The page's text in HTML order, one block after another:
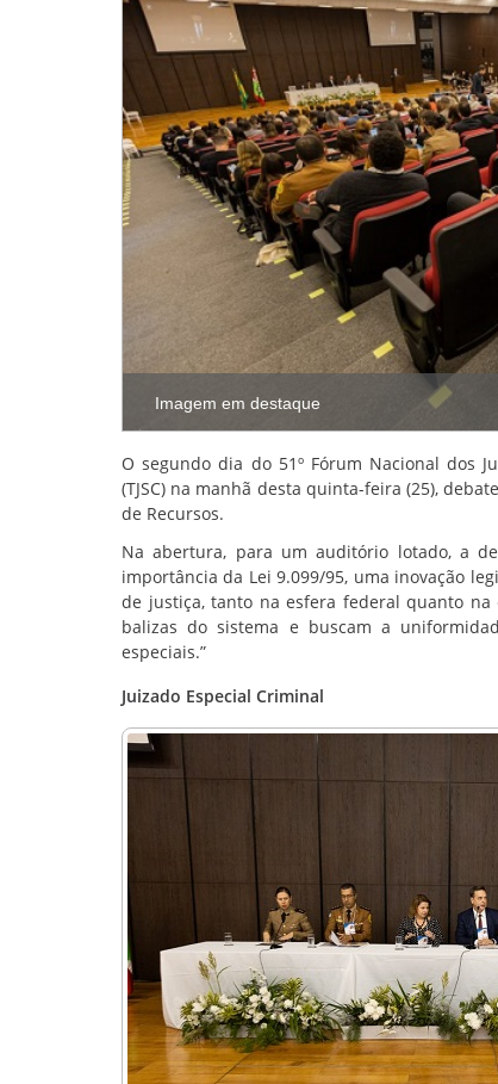
Imagem em destaque
O segundo dia do 51º Fórum Nacional dos
(TJSC) na manhã desta quinta-feira (25),
de Recursos.
Na abertura, para um auditório lotado, a
importância da Lei 9.099/95, uma inovação
de justiça, tanto na esfera federal quanto na
balizas do sistema e buscam a
especiais.”
Juizado Especial Criminal